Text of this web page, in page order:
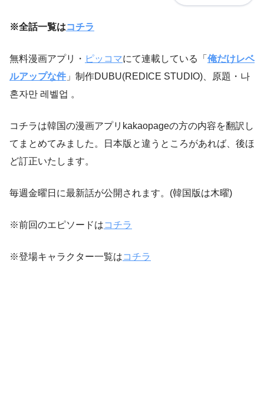
※全話一覧はコチラ
無料漫画アプリ・ ピッコマにて連載している「 俺だけレベ
ルアップな件 」制作DUBU(REDICE STUDIO)、原題・나
혼자만 레벨업 。
コチラは韓国の漫画アプリkakaopageの方の内容を翻訳し
てまとめてみました。日本版と違うところがあれば、後ほ
ど訂正いたします。
毎週金曜日に最新話が公開されます。(韓国版は木曜)
※前回のエピソードはコチラ
※登場キャラクター一覧はコチラ